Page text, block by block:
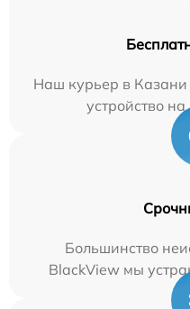
Наш курьер в Казани
устройство
Большинство
BlackView мы